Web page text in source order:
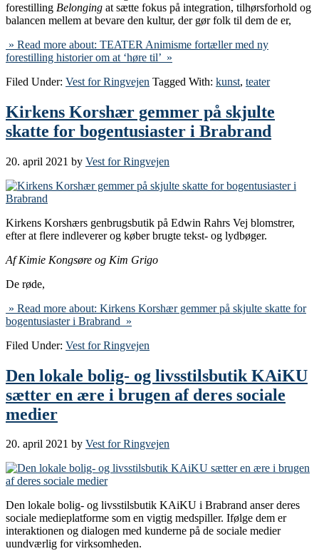
forestilling Belonging at sætte fokus på integration, tilhørsforhold og
balancen mellem at bevare den kultur, der gør folk til dem de er,
» Read more about: TEATER Animisme fortæller med ny
forestilling historier om at ‘høre til’ »
Filed Under: Vest for Ringvejen Tagged With: kunst, teater
Kirkens Korshær gemmer på skjulte
skatte for bogentusiaster i Brabrand
20. april 2021 by Vest for Ringvejen
Kirkens Korshærs genbrugsbutik på Edwin Rahrs Vej blomstrer,
efter at flere indleverer og køber brugte tekst- og lydbøger.
Af Kimie Kongsøre og Kim Grigo
De røde,
» Read more about: Kirkens Korshær gemmer på skjulte skatte for
bogentusiaster i Brabrand »
Filed Under: Vest for Ringvejen
Den lokale bolig- og livsstilsbutik KAiKU
sætter en ære i brugen af deres sociale
medier
20. april 2021 by Vest for Ringvejen
Den lokale bolig- og livsstilsbutik KAiKU i Brabrand anser deres
sociale medieplatforme som en vigtig medspiller. Ifølge dem er
interaktionen og dialogen med kunderne på de sociale medier
uundværlig for virksomheden.